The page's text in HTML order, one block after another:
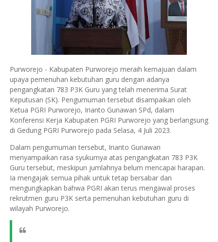
Purworejo - Kabupaten Purworejo meraih kemajuan dalam
upaya pemenuhan kebutuhan guru dengan adanya
pengangkatan 783 P3K Guru yang telah menerima Surat
Keputusan (SK). Pengumuman tersebut disampaikan oleh
Ketua PGRI Purworejo, Irianto Gunawan SPd, dalam
Konferensi Kerja Kabupaten PGRI Purworejo yang berlangsung
di Gedung PGRI Purworejo pada Selasa, 4 Juli 2023.
Dalam pengumuman tersebut, Irianto Gunawan
menyampaikan rasa syukurnya atas pengangkatan 783 P3K
Guru tersebut, meskipun jumlahnya belum mencapai harapan.
Ia mengajak semua pihak untuk tetap bersabar dan
mengungkapkan bahwa PGRI akan terus mengawal proses
rekrutmen guru P3K serta pemenuhan kebutuhan guru di
wilayah Purworejo.